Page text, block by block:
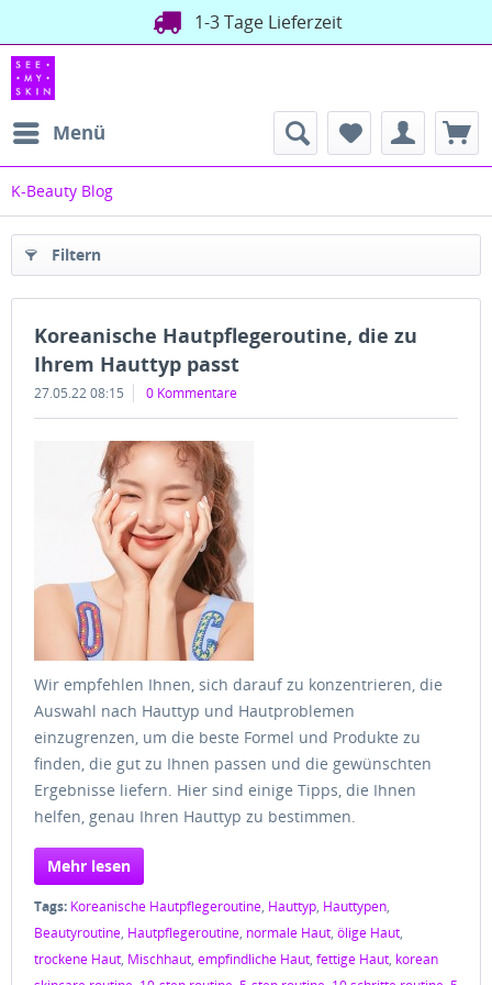
1-3 Tage Lieferzeit
Menü
K-Beauty Blog
Filtern
Koreanische Hautpflegeroutine, die zu
Ihrem Hauttyp passt
27.05.22 08:15 0 Kommentare
Wir empfehlen Ihnen, sich darauf zu konzentrieren, die
Auswahl nach Hauttyp und Hautproblemen
einzugrenzen, um die beste Formel und Produkte zu
finden, die gut zu Ihnen passen und die gewünschten
Ergebnisse liefern. Hier sind einige Tipps, die Ihnen
helfen, genau Ihren Hauttyp zu bestimmen.
Mehr lesen
Tags: Koreanische Hautpflegeroutine, Hauttyp, Hauttypen,
Beautyroutine, Hautpflegeroutine, normale Haut, ölige Haut,
trockene Haut, Mischhaut, empfindliche Haut, fettige Haut, korean